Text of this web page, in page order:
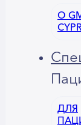
О
ДЛЯ